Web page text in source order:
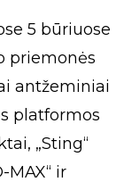
5 būriuose
priemonės
antžeminiai
platformos
„Sting“
MAX“ ir